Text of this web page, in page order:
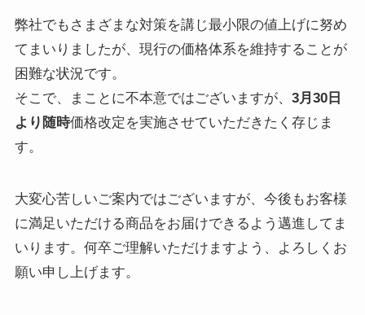
弊社でもさまざまな対策を講じ最小限の値上げに努め
てまいりましたが、現行の価格体系を維持することが
困難な状況です。
そこで、まことに不本意ではございますが、 3月30日
より随時価格改定を実施させていただきたく存じま
す。
大変心苦しいご案内ではございますが、今後もお客様
に満足いただける商品をお届けできるよう邁進してま
いります。何卒ご理解いただけますよう、よろしくお
願い申し上げます。